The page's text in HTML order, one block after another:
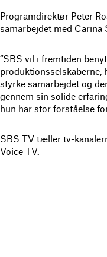
Programdirektør Peter
samarbejdet med Carina
“SBS vil i fremtiden
produktionsselskaberne,
styrke samarbejdet og
gennem sin solide
hun har stor forståelse
SBS TV tæller tv-
Voice TV.